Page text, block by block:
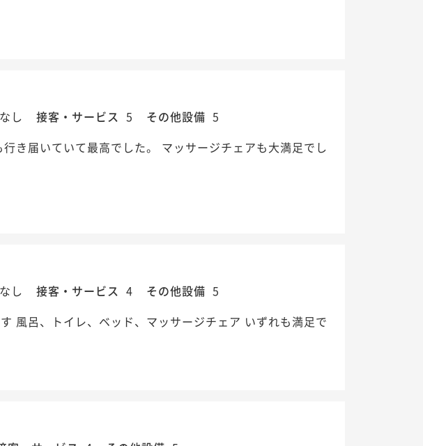
し 接客・サービス 5 その他設備 5
き届いていて最高でした。 マッサージチェアも大満足でし
し 接客・サービス 4 その他設備 5
風呂、トイレ、ベッド、マッサージチェア いずれも満足で